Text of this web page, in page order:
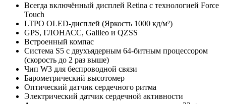
Всегда включённый дисплей Retina с технологией Force
Touch
LTPO OLED-дисплей (Яркость 1000 кд/м²)
GPS, ГЛОНАСС, Galileo и QZSS
Встроенный компас
Система S5 с двухъядерным 64‑битным процессором
(скорость до 2 раз выше)
Чип W3 для беспроводной связи
Барометрический высотомер
Оптический датчик сердечного ритма
Электрический датчик сердечной активности